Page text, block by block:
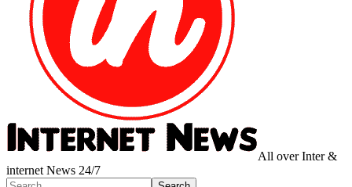
All over Inter &
internet News 24/7